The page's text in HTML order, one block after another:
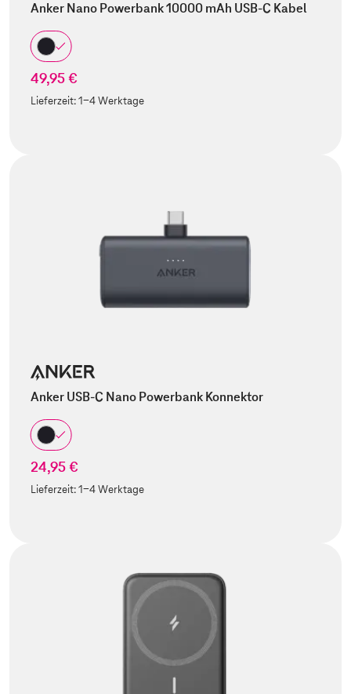
Anker Nano Powerbank 10000 mAh USB-C Kabel
49,95 €
Lieferzeit:1-4 Werktage
Anker USB-C Nano Powerbank Konnektor
24,95 €
Lieferzeit:1-4 Werktage